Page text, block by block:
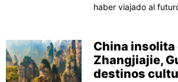
haber viajado al
China insolita
Zhangjiajie,
destinos